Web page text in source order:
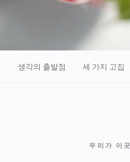
생각의 출발점 세 가지 고집
우리가 이